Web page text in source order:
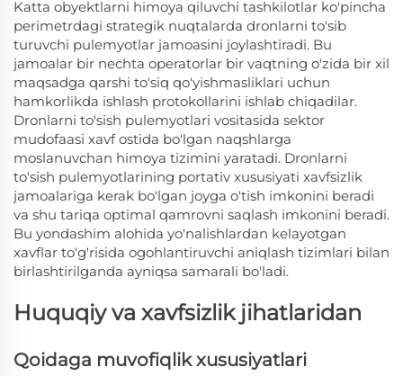
Katta obyektlarni himoya qiluvchi tashkilotlar ko'pincha
perimetrdagi strategik nuqtalarda dronlarni to'sib
turuvchi pulemyotlar jamoasini joylashtiradi. Bu
jamoalar bir nechta operatorlar bir vaqtning o'zida bir xil
maqsadga qarshi to'siq qo'yishmasliklari uchun
hamkorlikda ishlash protokollarini ishlab chiqadilar.
Dronlarni to'sish pulemyotlari vositasida sektor
mudofaasi xavf ostida bo'lgan naqshlarga
moslanuvchan himoya tizimini yaratadi. Dronlarni
to'sish pulemyotlarining portativ xususiyati xavfsizlik
jamoalariga kerak bo'lgan joyga o'tish imkonini beradi
va shu tariqa optimal qamrovni saqlash imkonini beradi.
Bu yondashim alohida yo'nalishlardan kelayotgan
xavflar to'g'risida ogohlantiruvchi aniqlash tizimlari bilan
birlashtirilganda ayniqsa samarali bo'ladi.
Huquqiy va xavfsizlik jihatlaridan
Qoidaga muvofiqlik xususiyatlari